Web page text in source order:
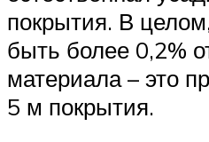
покрытия. В
быть более 0,2%
материала – это
5 м покрытия.